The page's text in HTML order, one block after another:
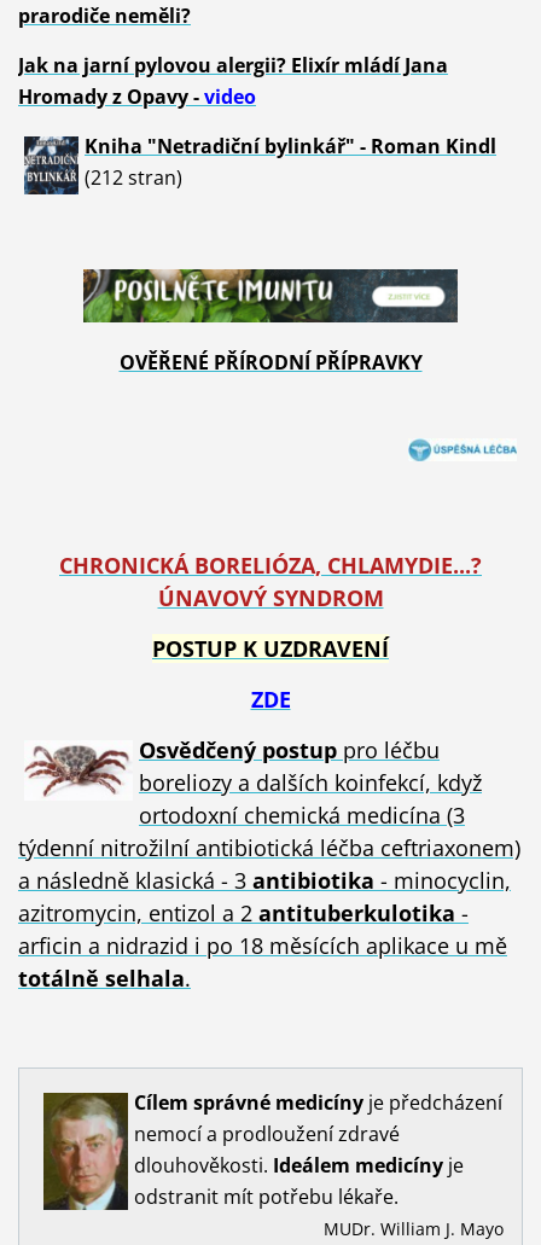
prarodiče neměli?
Jak na jarní pylovou alergii? Elixír mládí Jana
Hromady z Opavy -video
Kniha "Netradiční bylinkář" - Roman Kindl
(212 stran)
OVĚŘENÉ PŘÍRODNÍ PŘÍPRAVKY
CHRONICKÁ BORELIÓZA, CHLAMYDIE...?
ÚNAVOVÝ SYNDROM
POSTUP K UZDRAVENÍ
ZDE
Osvědčený postuppro léčbu
boreliozy a dalších koinfekcí, když
ortodoxní chemická medicína (3
týdenní nitrožilní antibiotická léčba ceftriaxonem)
a následně klasická - 3 antibiotika - minocyclin,
azitromycin, entizol a 2 antituberkulotika -
arficin a nidrazid i po 18 měsících aplikace u mě
totálně selhala.
Cílem správné medicíny je předcházení
nemocí a prodloužení zdravé
dlouhověkosti. Ideálem medicínyje
odstranit mít potřebu lékaře.
MUDr. William J. Mayo